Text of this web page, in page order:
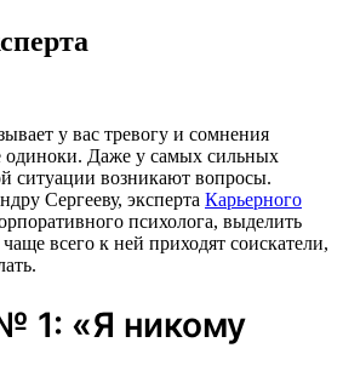
у вас тревогу и сомнения
Даже у самых сильных
ситуации возникают вопросы.
Сергееву, эксперта Карьерного
психолога, выделить
всего к ней приходят соискатели,
1: «Я никому